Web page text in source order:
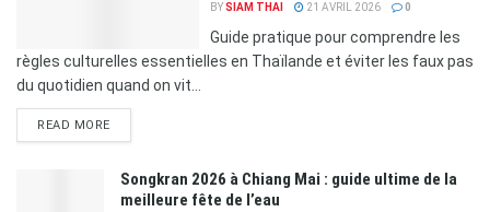
BYSIAM THAI 21 AVRIL 2026 0
Guide pratique pour comprendre les
règles culturelles essentielles en Thaïlande et éviter les faux pas
du quotidien quand on vit...
READ MORE
Songkran 2026 à Chiang Mai : guide ultime de la
meilleure fête de l’eau